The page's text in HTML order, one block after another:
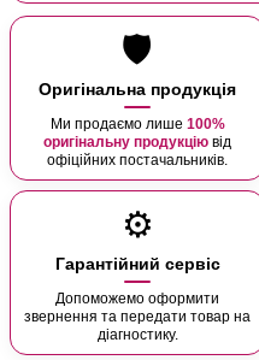
🛡️
Оригінальна продукція
Ми продаємо лише 100%
оригінальну продукцію від
офіційних постачальників.
⚙️
Гарантійний сервіс
Допоможемо оформити
звернення та передати товар на
діагностику.